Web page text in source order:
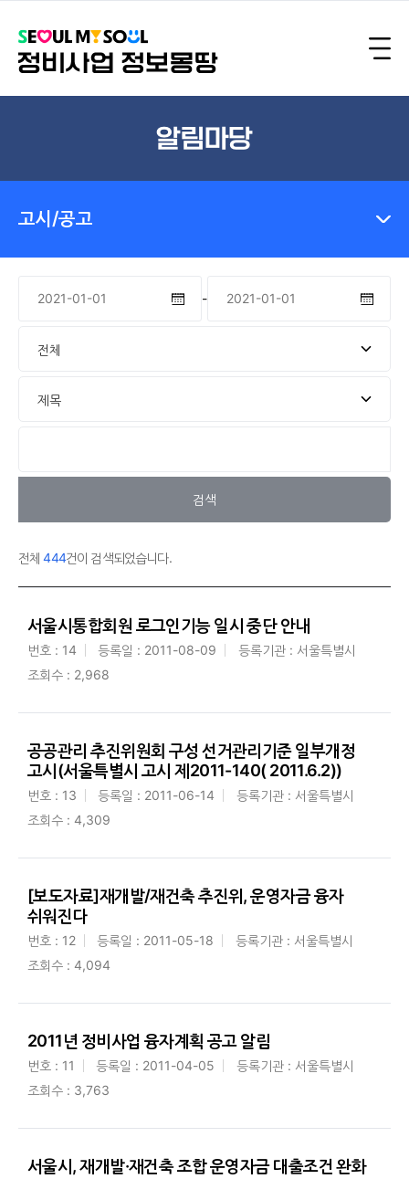
알림마당
고시/공고
-
검색
전체444건이 검색되었습니다.
서울시통합회원 로그인기능 일시 중단 안내
번호 : 14 등록일 : 2011-08-09
등록기관 : 서울특별시
조회수 : 2,968
공공관리 추진위원회 구성 선거관리기준 일부개정
고시(서울특별시 고시 제2011-140( 2011.6.2))
번호 : 13 등록일 : 2011-06-14
등록기관 : 서울특별시
조회수 : 4,309
[보도자료]재개발/재건축 추진위, 운영자금 융자
쉬워진다
번호 : 12 등록일 : 2011-05-18
등록기관 : 서울특별시
조회수 : 4,094
2011년 정비사업 융자계획 공고 알림
번호 : 11 등록일 : 2011-04-05
등록기관 : 서울특별시
조회수 : 3,763
서울시, 재개발·재건축 조합 운영자금 대출조건 완화